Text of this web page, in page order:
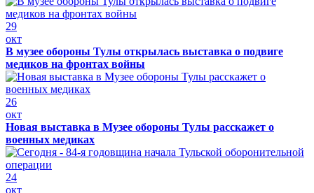
29
окт
В музее обороны Тулы открылась выставка о подвиге
медиков на фронтах войны
26
окт
Новая выставка в Музее обороны Тулы расскажет о
военных медиках
24
окт